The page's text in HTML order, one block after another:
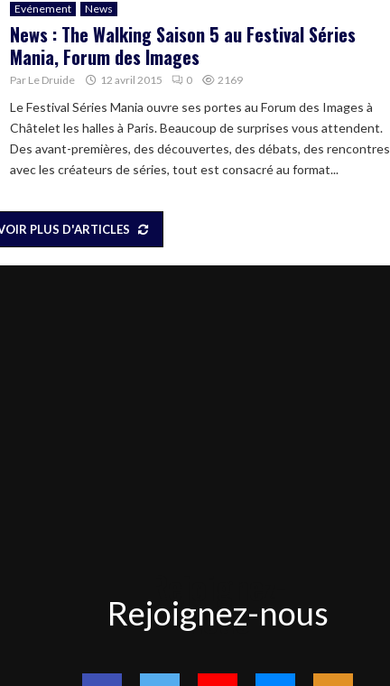
Evénement News
News : The Walking Saison 5 au Festival Séries
Mania, Forum des Images
Par Le Druide 12 avril 2015 0 2169
Le Festival Séries Mania ouvre ses portes au Forum des Images à
Châtelet les halles à Paris. Beaucoup de surprises vous attendent.
Des avant-premières, des découvertes, des débats, des rencontres
avec les créateurs de séries, tout est consacré au format...
PLUS D'ARTICLES
nous
Rejoignez-nous